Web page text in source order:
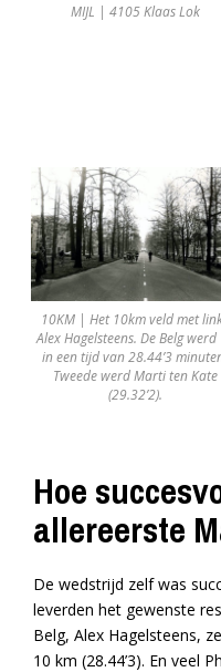
MIJL | 4105 Klaas Lok
10KM | Het 10km veld met
Alex Hagelsteens. De Belg werd
in een tijd van 28.44’3
Tweede werd Marti ten Kate
(29.32’2).
Hoe
allereerste
De wedstrijd zelf was
leverden het gewenste
Belg, Alex Hagelsteens,
10 km (28.44’3). En veel